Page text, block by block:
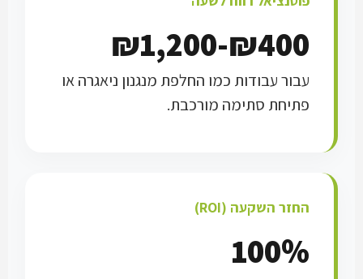
₪400-₪1,200
עבור עבודות כמו החלפת מנגנון ניאגרה או
פתיחת סתימה מורכבת.
החזר השקעה (ROI)
100%